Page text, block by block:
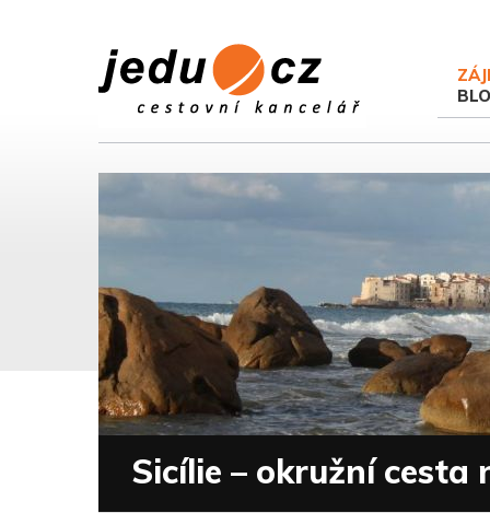
Sicílie – okružní cesta